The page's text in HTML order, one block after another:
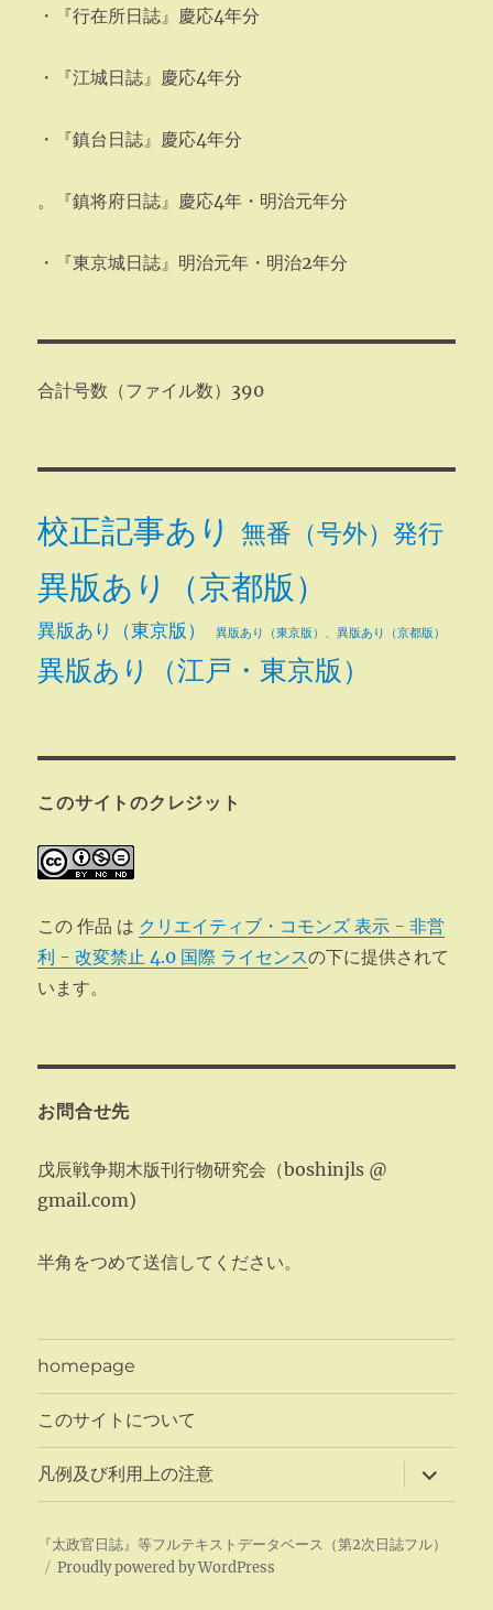
・『行在所日誌』慶応4年分
・『江城日誌』慶応4年分
・『鎮台日誌』慶応4年分
。『鎮将府日誌』慶応4年・明治元年分
・『東京城日誌』明治元年・明治2年分
合計号数（ファイル数）390
校正記事あり 無番（号外）発行
異版あり（京都版）
異版あり（東京版） 異版あり（東京版）、異版あり（京都版）
異版あり（江戸・東京版）
このサイトのクレジット
この 作品 は クリエイティブ・コモンズ 表示 - 非営
利 - 改変禁止 4.0 国際 ライセンスの下に提供されて
います。
お問合せ先
戊辰戦争期木版刊行物研究会（boshinjls @
gmail.com)
半角をつめて送信してください。
homepage
このサイトについて
凡例及び利用上の注意
サ
ブ
メ
ュ
ー
『太政官日誌』等フルテキストデータベース（第2次日誌フル）
Proudly powered by WordPress